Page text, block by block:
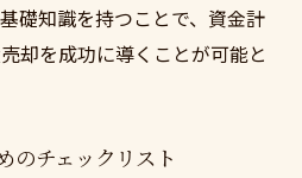
礎知識を持つことで、資金計
却を成功に導くことが可能と
のチェックリスト